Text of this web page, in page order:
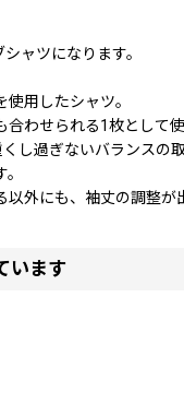
ャツになります。
用したシャツ。
わせられる1枚として使
し過ぎないバランスの
外にも、袖丈の調整
います